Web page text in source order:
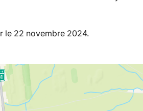
le 22 novembre 2024.